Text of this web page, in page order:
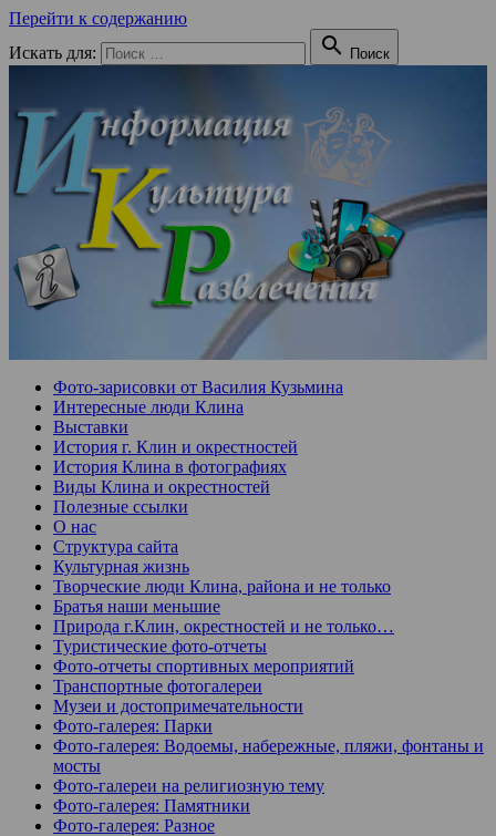
Перейти к содержанию
Искать для:
 Поиск
Фото-зарисовки от Василия Кузьмина
Интересные люди Клина
Выставки
История г. Клин и окрестностей
История Клина в фотографиях
Виды Клина и окрестностей
Полезные ссылки
О нас
Структура сайта
Культурная жизнь
Творческие люди Клина, района и не только
Братья наши меньшие
Природа г.Клин, окрестностей и не только…
Туристические фото-отчеты
Фото-отчеты спортивных мероприятий
Транспортные фотогалереи
Музеи и достопримечательности
Фото-галерея: Парки
Фото-галерея: Водоемы, набережные, пляжи, фонтаны и
мосты
Фото-галереи на религиозную тему
Фото-галерея: Памятники
Фото-галерея: Разное